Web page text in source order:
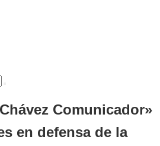
Comunicador»
en defensa de la